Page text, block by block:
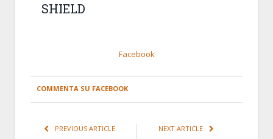
SHIELD
Facebook
COMMENTA SU FACEBOOK
PREVIOUS ARTICLE NEXT ARTICLE